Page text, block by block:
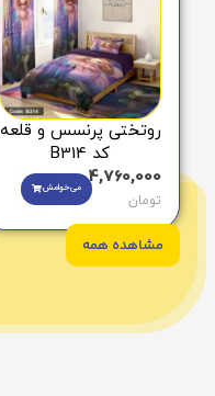
روتختی پرنسس و قلعه
کد B314
4,760,000
تومان
می‌خوامش
مشاهده همه